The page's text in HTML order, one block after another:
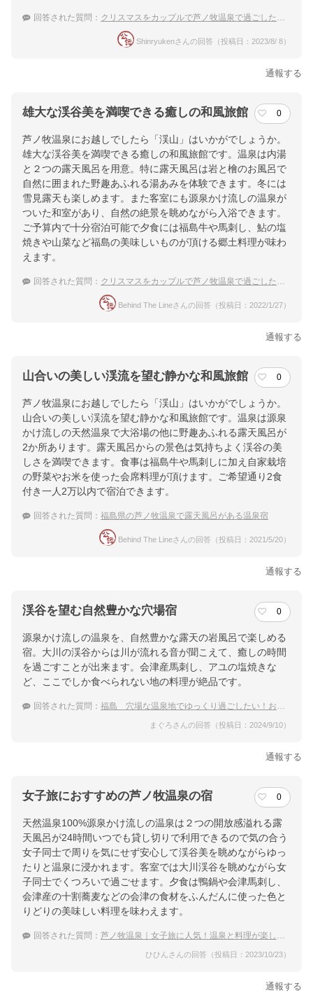
回答された質問： クリスマスをカップルで芦ノ牧温泉で過ごしたいです
Shinryukenさんの回答（投稿日：2023/8/ 8）
通報する
雄大な渓谷美を満喫できる癒しの和風旅館 0
芦ノ牧温泉にお越しでしたら「渓山」はいかがでしょうか。
雄大な渓谷美を満喫できる癒しの和風旅館です。温泉は内湯
と２つの露天風呂を用意。特に露天風呂は岩と檜のお風呂で
自然に囲まれた野趣あふれる湯あみを体験できます。冬には
雪見露天も楽しめます。また客室にも源泉かけ流しの温泉が
ついた和室があり、自然の絶景を眺めながら入浴できます。
ご予算内で十分宿泊可能で夕食には福島牛や馬刺し、鮎の塩
焼きや山菜など福島の美味しいものが頂ける郷土料理が味わ
えます。
回答された質問： クリスマスをカップルで芦ノ牧温泉で過ごしたいです
Behind The Lineさんの回答（投稿日：2022/1/27）
通報する
山合いの美しい渓流を望む静かな和風旅館 0
芦ノ牧温泉にお越しでしたら「渓山」はいかがでしょうか。
山合いの美しい渓流を望む静かな和風旅館です。温泉は源泉
かけ流しの天然温泉で大浴場の他に野趣あふれる露天風呂が
2か所あります。露天風呂からの景色は気持ちよく渓谷の美
しさを満喫できます。食事は福島牛や馬刺しに加え自家栽培
の野菜やお米を使った会席料理が頂けます。ご希望通り2食
付き一人2万以内で宿泊できます。
回答された質問： 福島県の芦ノ牧温泉で露天風呂がある温泉宿
Behind The Lineさんの回答（投稿日：2021/5/20）
通報する
渓谷を望む自然豊かな穴場宿 0
源泉かけ流しの温泉を、自然豊かな露天の岩風呂で楽しめる
宿。大川の渓谷からは川が流れる音が聞こえて、癒しの時間
を過ごすことが出来ます。会津産馬刺し、アユの塩焼きな
ど、ここでしか食べられない地の料理が絶品です。
回答された質問： 福島 穴場な温泉地でゆっくり過ごしたい！おすすめの温泉宿は？
まぐろさんの回答（投稿日：2024/9/10）
通報する
女子旅におすすめの芦ノ牧温泉の宿 0
天然温泉100%源泉かけ流しの温泉は２つの開放感溢れる露
天風呂が24時間いつでも貸し切りで利用できるので気の合う
女子同士で周りを気にせず安心して渓谷美を眺めながらゆっ
たりと温泉に浸かれます。客室では大川渓谷を眺めながら女
子同士でくつろいで過ごせます。夕食は鴨鍋や会津馬刺し、
会津産の十割蕎麦などの会津の食材をふんだんに使った色と
りどりの美味しい料理を味わえます。
回答された質問： 芦ノ牧温泉｜女子旅に人気！温泉と料理が楽しめる宿のおすすめって？
ひひんさんの回答（投稿日：2023/10/23）
通報する